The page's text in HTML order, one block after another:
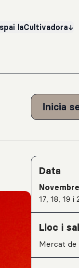
laCultivadora
Inicia
Detalls de
Data
17, 18, 19 i
Lloc i
Mercat de